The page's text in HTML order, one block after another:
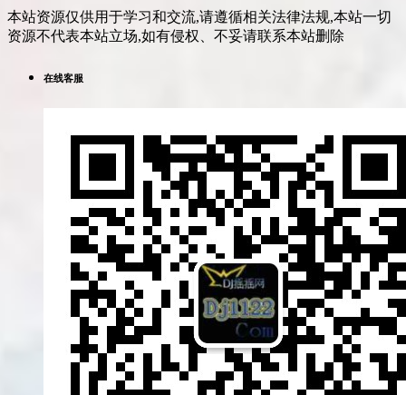
本站资源仅供用于学习和交流,请遵循相关法律法规,本站一切
资源不代表本站立场,如有侵权、不妥请联系本站删除
在线客服